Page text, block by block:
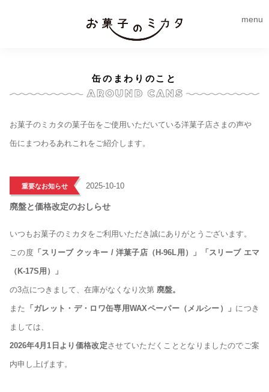
menu
缶のまわりのこと
お菓子のミカタの菓子缶をご使用いただいている洋菓子店さまの声や
缶にまつわるあれこれをご紹介します。
重要なお知らせ 2025-10-10
廃盤と価格改定のおしらせ
いつもお菓子のミカタをご利用いただき誠にありがとうございます。
この度「スリーブ クッキー / 洋菓子店（H-96L用）」「スリーブ エマ
（K-17S用）」
の3点につきまして、在庫がなくなり次第 廃盤。
また 「ガレット・デ・ロワ缶専用WAXペーパー（メルシー）」 につき
ましては、
2026年4月1日より価格改定させていただくこととなりましたのでご案
内申し上げます。